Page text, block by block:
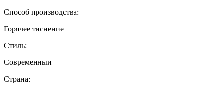
Способ производства:
Горячее тиснение
Стиль:
Современный
Страна: